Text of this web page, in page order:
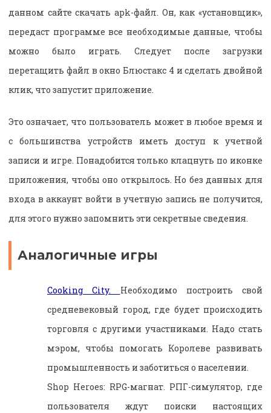
данном сайте скачать apk-файл. Он, как «установщик»,
передаст программе все необходимые данные, чтобы
можно было играть. Следует после загрузки
перетащить файл в окно Блюстакс 4 и сделать двойной
клик, что запустит приложение.
Это означает, что пользователь может в любое время и
с большинства устройств иметь доступ к учетной
записи и игре. Понадобится только клацнуть по иконке
приложения, чтобы оно открылось. Но без данных для
входа в аккаунт войти в учетную запись не получится,
для этого нужно запомнить эти секретные сведения.
Аналогичные игры
Cooking City. Необходимо построить свой
средневековый город, где будет происходить
торговля с другими участниками. Надо стать
мэром, чтобы помогать Королеве развивать
промышленность и заботиться о населении.
Shop Heroes: RPG-магнат. РПГ-симулятор, где
пользователя ждут поиски настоящих